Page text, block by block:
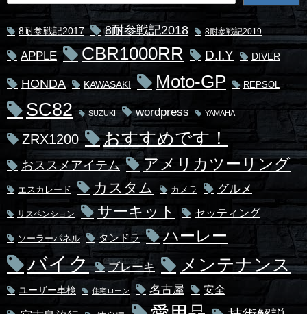
8耐参戦記2017 8耐参戦記2018 8耐参戦記2019
APPLE CBR1000RR D.I.Y DIVER
HONDA KAWASAKI Moto-GP REPSOL
SC82 SUZUKI wordpress YAMAHA
ZRX1200 おすすめです！
おススメアイテム アメリカツーリング
エスカレード カスタム カメラ グルメ
サスペンション サーキット セッティング
ソーラーパネル タンドラ ハーレー
バイク ブレーキ メンテナンス
ユーザー車検 住宅ローン 名古屋 安全